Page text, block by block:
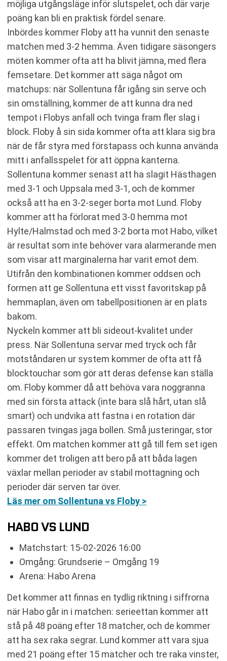
möjliga utgångsläge inför slutspelet, och där varje
poäng kan bli en praktisk fördel senare.
Inbördes kommer Floby att ha vunnit den senaste
matchen med 3-2 hemma. Även tidigare säsongers
möten kommer ofta att ha blivit jämna, med flera
femsetare. Det kommer att säga något om
matchups: när Sollentuna får igång sin serve och
sin omställning, kommer de att kunna dra ned
tempot i Flobys anfall och tvinga fram fler slag i
block. Floby å sin sida kommer ofta att klara sig bra
när de får styra med förstapass och kunna använda
mitt i anfallsspelet för att öppna kanterna.
Sollentuna kommer senast att ha slagit Hästhagen
med 3-1 och Uppsala med 3-1, och de kommer
också att ha en 3-2-seger borta mot Lund. Floby
kommer att ha förlorat med 3-0 hemma mot
Hylte/Halmstad och med 3-2 borta mot Habo, vilket
är resultat som inte behöver vara alarmerande men
som visar att marginalerna har varit emot dem.
Utifrån den kombinationen kommer oddsen och
formen att ge Sollentuna ett visst favoritskap på
hemmaplan, även om tabellpositionen är en plats
bakom.
Nyckeln kommer att bli sideout-kvalitet under
press. När Sollentuna servar med tryck och får
motståndaren ur system kommer de ofta att få
blocktouchar som gör att deras defense kan ställa
om. Floby kommer då att behöva vara noggranna
med sin första attack (inte bara slå hårt, utan slå
smart) och undvika att fastna i en rotation där
passaren tvingas jaga bollen. Små justeringar, stor
effekt. Om matchen kommer att gå till fem set igen
kommer det troligen att bero på att båda lagen
växlar mellan perioder av stabil mottagning och
perioder där serven tar över.
Läs mer om Sollentuna vs Floby >
HABO VS LUND
Matchstart: 15-02-2026 16:00
Omgång: Grundserie – Omgång 19
Arena: Habo Arena
Det kommer att finnas en tydlig riktning i siffrorna
när Habo går in i matchen: serieettan kommer att
stå på 48 poäng efter 18 matcher, och de kommer
att ha sex raka segrar. Lund kommer att vara sjua
med 21 poäng efter 15 matcher och tre raka vinster,